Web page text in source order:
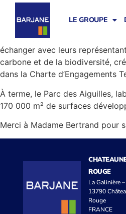
LE GROUPE
BARJANE était ravi de recevoir
dans une démarche durable, à
Lors de cette visite orientée
échanger avec leurs
carbone et de la biodiversité,
dans la Charte d’Engagements
À terme, le Parc des Aiguilles,
170 000 m² de surfaces
Merci à Madame Bertrand pour
ROUGE
La Galinière
13790
Rouge
FRANCE